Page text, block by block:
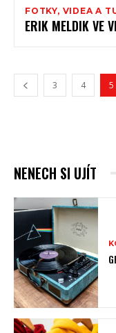
FOTKY, VIDEA A
ERIK MELDIK VE
3 4 5
NENECH SI UJÍT